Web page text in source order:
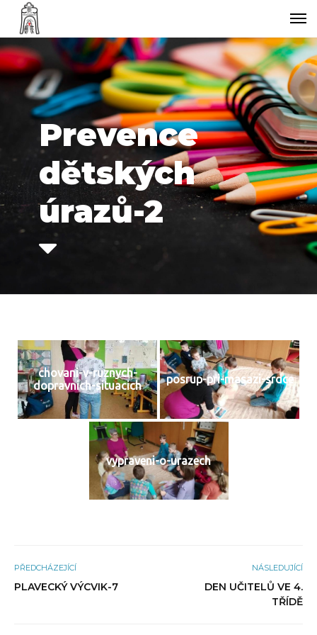
Prevence
dětských
úrazů-2
chovani-v-ruznych-
dopravnich-situacich
posrup-pri-masazi-srdce
vypraveni-o-urazech
PŘEDCHÁZEJÍCÍ
PLAVECKÝ VÝCVIK-7
NÁSLEDUJÍCÍ
DEN UČITELŮ VE 4.
TŘÍDĚ